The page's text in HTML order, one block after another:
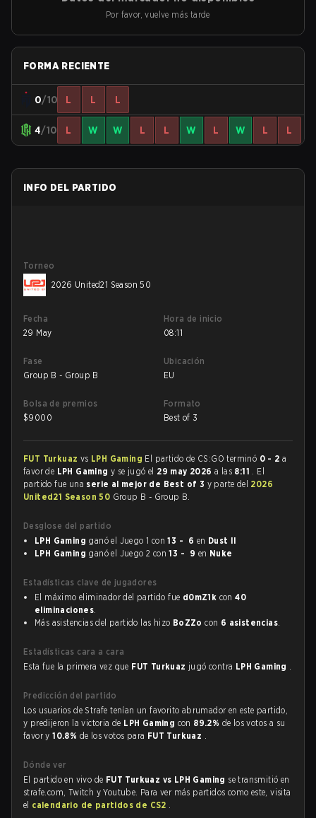
Por favor, vuelve más tarde
FORMA RECIENTE
0/10 L L L
4/10 L W W L L W L W L L
INFO DEL PARTIDO
Torneo
2026 United21 Season 50
Fecha
29 May
Hora de inicio
08:11
Fase
Group B - Group B
Ubicación
EU
Bolsa de premios
$9000
Formato
Best of 3
FUT Turkuaz vs LPH Gaming El partido de CS:GO terminó 0 - 2 a
favor de LPH Gamingy se jugó el 29 may 2026a las 8:11 . El
partido fue una serie al mejor de Best of 3 y parte del 2026
United21 Season 50 Group B - Group B.
Desglose del partido
LPH Gaming ganó el Juego 1 con13 - 6 en Dust II
LPH Gaming ganó el Juego 2 con13 - 9 en Nuke
Estadísticas clave de jugadores
El máximo eliminador del partido fue d0mZ1k con40
eliminaciones.
Más asistencias del partido las hizo BoZZo con 6 asistencias.
Estadísticas cara a cara
Esta fue la primera vez que FUT Turkuaz jugó contra LPH Gaming .
Predicción del partido
Los usuarios de Strafe tenían un favorito abrumador en este partido,
y predijeron la victoria de LPH Gaming con 89.2% de los votos a su
favor y10.8% de los votos para FUT Turkuaz .
Dónde ver
El partido en vivo de FUT Turkuaz vs LPH Gaming se transmitió en
strafe.com, Twitch y Youtube. Para ver más partidos como este, visita
el calendario de partidos de CS2 .